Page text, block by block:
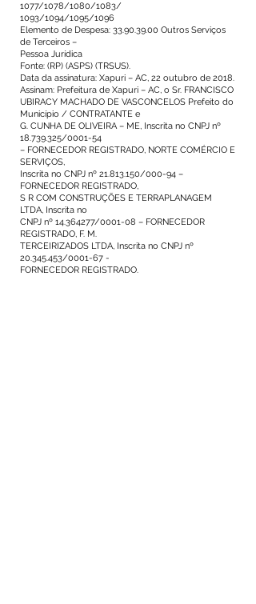
1077/1078/1080/1083/
1093/1094/1095/1096
Elemento de Despesa: 33.90.39.00 Outros Serviços
de Terceiros –
Pessoa Jurídica
Fonte: (RP) (ASPS) (TRSUS).
Data da assinatura: Xapuri – AC, 22 outubro de 2018.
Assinam: Prefeitura de Xapuri – AC, o Sr. FRANCISCO
UBIRACY MACHADO DE VASCONCELOS Prefeito do
Município / CONTRATANTE e
G. CUNHA DE OLIVEIRA – ME, Inscrita no CNPJ nº
18.739.325/0001-54
– FORNECEDOR REGISTRADO, NORTE COMÉRCIO E
SERVIÇOS,
Inscrita no CNPJ nº 21.813.150/000-94 –
FORNECEDOR REGISTRADO,
S R COM CONSTRUÇÕES E TERRAPLANAGEM
LTDA, Inscrita no
CNPJ nº 14.364277/0001-08 – FORNECEDOR
REGISTRADO, F. M.
TERCEIRIZADOS LTDA, Inscrita no CNPJ nº
20.345.453/0001-67 -
FORNECEDOR REGISTRADO.